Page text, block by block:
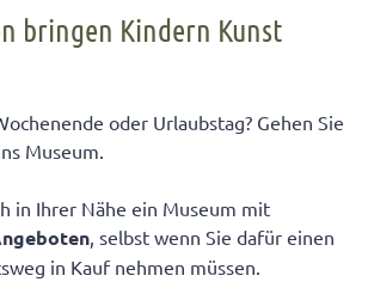
Besuch im Museum bei Kindern gut an
des Museumsbesuches bestimmt Ihr
bringen Kindern Kunst
oder Urlaubstag? Gehen Sie
Museum.
in Ihrer Nähe ein Museum mit
, selbst wenn Sie dafür einen
in Kauf nehmen müssen.